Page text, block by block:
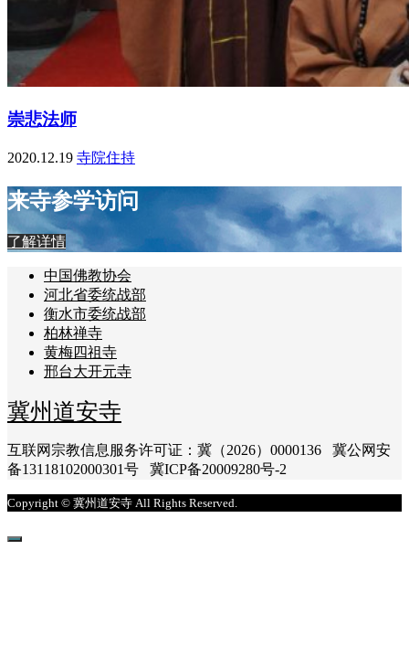
崇悲法师
2020.12.19 寺院住持
来寺参学访问
了解详情
中国佛教协会
河北省委统战部
衡水市委统战部
柏林禅寺
黄梅四祖寺
邢台大开元寺
冀州道安寺
互联网宗教信息服务许可证：冀（2026）0000136 冀公网安
备13118102000301号 冀ICP备20009280号-2
Copyright © 冀州道安寺 All Rights Reserved.